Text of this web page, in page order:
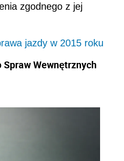
zgodnego z jej
jazdy w 2015 roku
Wewnętrznych